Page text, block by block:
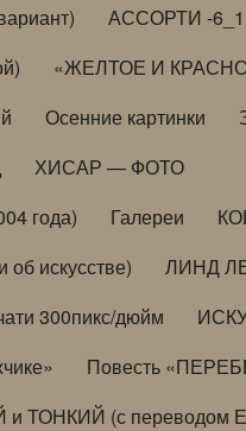
АССОРТИ -6_1
«ЖЕЛТОЕ И
Осенние картинки
ХИСАР — ФОТО
года) Галереи
искусстве)
ЛИНД
300пикс/дюйм
Повесть
ТОНКИЙ (с переводом